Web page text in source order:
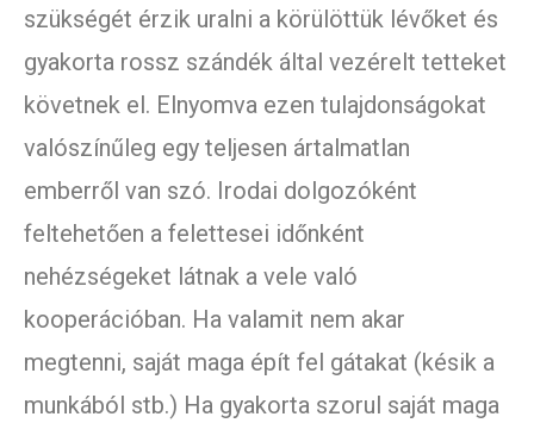
szükségét érzik uralni a körülöttük lévőket és
gyakorta rossz szándék által vezérelt tetteket
követnek el. Elnyomva ezen tulajdonságokat
valószínűleg egy teljesen ártalmatlan
emberről van szó. Irodai dolgozóként
feltehetően a felettesei időnként
nehézségeket látnak a vele való
kooperációban. Ha valamit nem akar
megtenni, saját maga épít fel gátakat (késik a
munkából stb.) Ha gyakorta szorul saját maga